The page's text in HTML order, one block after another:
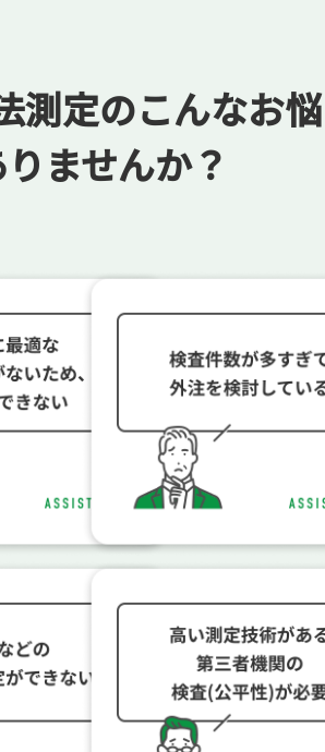
測定のこんなお悩
ませんか？